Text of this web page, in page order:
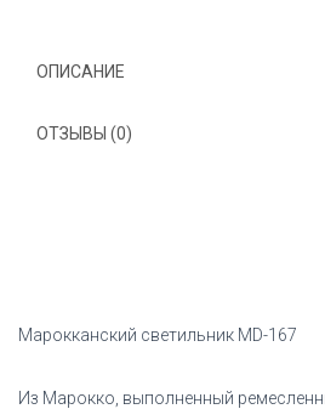
ОПИСАНИЕ
ОТЗЫВЫ (0)
Марокканский светильник MD-167
Из Марокко, выполненный